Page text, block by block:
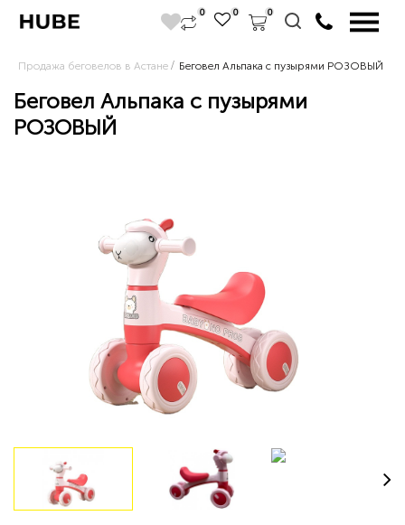
0 0 0
Продажа беговелов в Астане Беговел Альпака с пузырями РОЗОВЫЙ
Беговел Альпака с пузырями
РОЗОВЫЙ